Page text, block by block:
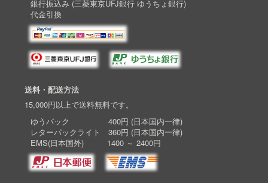
銀行振込み (三菱東京UFJ銀行 ゆうちょ銀行)
代金引換
送料・配送方法
15,000円以上で送料無料です。
ゆうパック 400円 (日本国内一律)
レターパックライト 360円 (日本国内一律)
EMS(日本国外) 1400 ～ 2400円